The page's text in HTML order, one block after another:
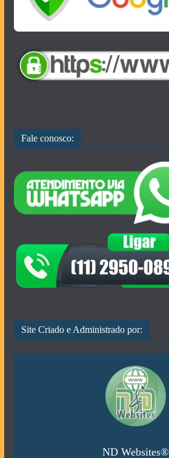
Fale conosco:
Site Criado e Administrado por:
ND Websites®